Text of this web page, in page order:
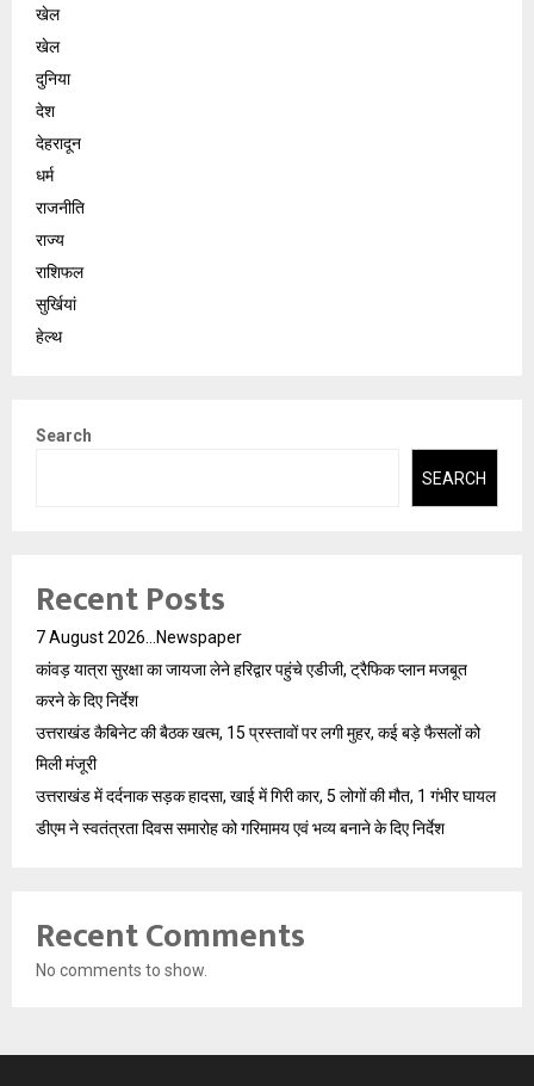
खेल
खेल
दुनिया
देश
देहरादून
धर्म
राजनीति
राज्य
राशिफल
सुर्खियां
हेल्थ
Search
SEARCH
Recent Posts
7 August 2026…Newspaper
कांवड़ यात्रा सुरक्षा का जायजा लेने हरिद्वार पहुंचे एडीजी, ट्रैफिक प्लान मजबूत
करने के दिए निर्देश
उत्तराखंड कैबिनेट की बैठक खत्म, 15 प्रस्तावों पर लगी मुहर, कई बड़े फैसलों को
मिली मंजूरी
उत्तराखंड में दर्दनाक सड़क हादसा, खाई में गिरी कार, 5 लोगों की मौत, 1 गंभीर घायल
डीएम ने स्वतंत्रता दिवस समारोह को गरिमामय एवं भव्य बनाने के दिए निर्देश
Recent Comments
No comments to show.